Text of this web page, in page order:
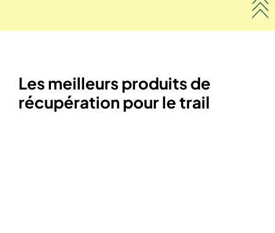
Les meilleurs produits de
récupération pour le trail